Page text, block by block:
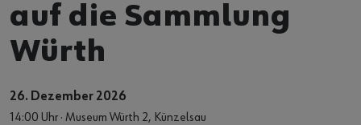
auf die Sammlung
Würth
26. Dezember 2026
14:00 Uhr · Museum Würth 2, Künzelsau